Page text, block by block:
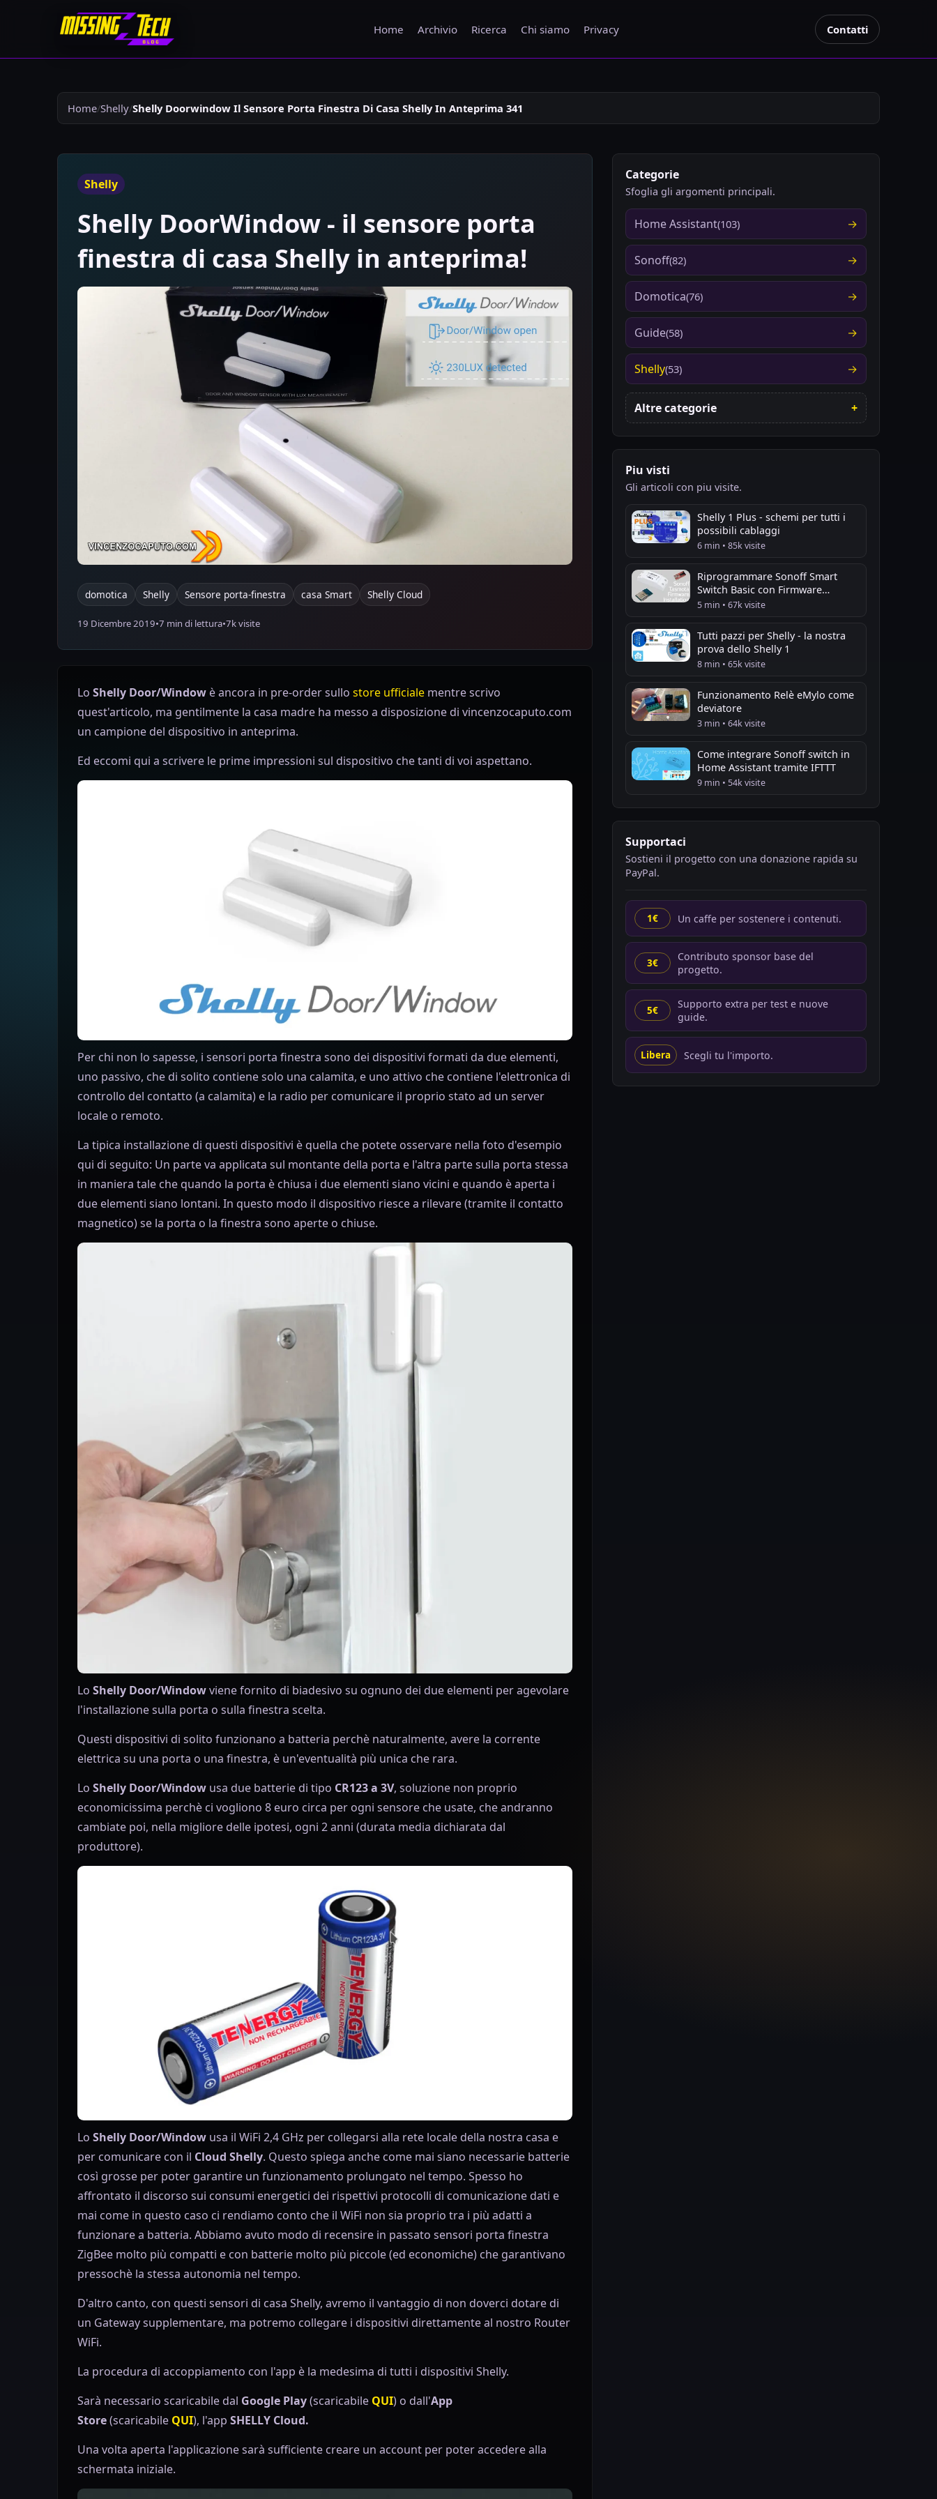
Home Archivio Ricerca Chi siamo Privacy Contatti
Home Shelly Shelly Doorwindow Il Sensore Porta Finestra Di Casa Shelly In Anteprima 341
Shelly
Shelly DoorWindow - il sensore porta
finestra di casa Shelly in anteprima!
domotica Shelly Sensore porta-finestra casa Smart Shelly Cloud
19 Dicembre 2019•7 min di lettura•7k visite
Lo Shelly Door/Window è ancora in pre-order sullo store ufficiale mentre scrivo
quest'articolo, ma gentilmente la casa madre ha messo a disposizione di vincenzocaputo.com
un campione del dispositivo in anteprima.
Ed eccomi qui a scrivere le prime impressioni sul dispositivo che tanti di voi aspettano.
Per chi non lo sapesse, i sensori porta finestra sono dei dispositivi formati da due elementi,
uno passivo, che di solito contiene solo una calamita, e uno attivo che contiene l'elettronica di
controllo del contatto (a calamita) e la radio per comunicare il proprio stato ad un server
locale o remoto.
La tipica installazione di questi dispositivi è quella che potete osservare nella foto d'esempio
qui di seguito: Un parte va applicata sul montante della porta e l'altra parte sulla porta stessa
in maniera tale che quando la porta è chiusa i due elementi siano vicini e quando è aperta i
due elementi siano lontani. In questo modo il dispositivo riesce a rilevare (tramite il contatto
magnetico) se la porta o la finestra sono aperte o chiuse.
Lo Shelly Door/Windowviene fornito di biadesivo su ognuno dei due elementi per agevolare
l'installazione sulla porta o sulla finestra scelta.
Questi dispositivi di solito funzionano a batteria perchè naturalmente, avere la corrente
elettrica su una porta o una finestra, è un'eventualità più unica che rara.
Lo Shelly Door/Window usa due batterie di tipo CR123 a 3V, soluzione non proprio
economicissima perchè ci vogliono 8 euro circa per ogni sensore che usate, che andranno
cambiate poi, nella migliore delle ipotesi, ogni 2 anni (durata media dichiarata dal
produttore).
Lo Shelly Door/Window usa il WiFi 2,4 GHz per collegarsi alla rete locale della nostra casa e
per comunicare con il Cloud Shelly. Questo spiega anche come mai siano necessarie batterie
così grosse per poter garantire un funzionamento prolungato nel tempo. Spesso ho
affrontato il discorso sui consumi energetici dei rispettivi protocolli di comunicazione dati e
mai come in questo caso ci rendiamo conto che il WiFi non sia proprio tra i più adatti a
funzionare a batteria. Abbiamo avuto modo di recensire in passato sensori porta finestra
ZigBee molto più compatti e con batterie molto più piccole (ed economiche) che garantivano
pressochè la stessa autonomia nel tempo.
D'altro canto, con questi sensori di casa Shelly, avremo il vantaggio di non doverci dotare di
un Gateway supplementare, ma potremo collegare i dispositivi direttamente al nostro Router
WiFi.
La procedura di accoppiamento con l'app è la medesima di tutti i dispositivi Shelly.
Sarà necessario scaricabile dal Google Play(scaricabile QUI) o dall'App
Store(scaricabile QUI), l'app SHELLY Cloud.
Una volta aperta l'applicazione sarà sufficiente creare un account per poter accedere alla
schermata iniziale.
Categorie
Sfoglia gli argomenti principali.
Home Assistant(103)
Sonoff(82)
Domotica(76)
Guide(58)
Shelly(53)
Altre categorie
Piu visti
Gli articoli con piu visite.
Shelly 1 Plus - schemi per tutti i
possibili cablaggi
6 min • 85k visite
Riprogrammare Sonoff Smart
Switch Basic con Firmware
Tasmota
5 min • 67k visite
Tutti pazzi per Shelly - la nostra
prova dello Shelly 1
8 min • 65k visite
Funzionamento Relè eMylo come
deviatore
3 min • 64k visite
Come integrare Sonoff switch in
Home Assistant tramite IFTTT
9 min • 54k visite
Supportaci
Sostieni il progetto con una donazione rapida su
PayPal.
1€ Un caffe per sostenere i contenuti.
3€
Contributo sponsor base del
progetto.
5€
Supporto extra per test e nuove
guide.
Libera Scegli tu l'importo.